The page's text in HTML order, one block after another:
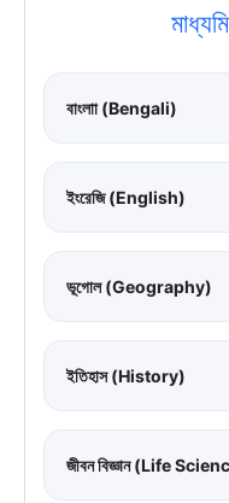
বাংলাা (Bengali)
ইংরেজি (English)
ভূগোল (Geography)
ইতিহাস (History)
জীবন বিজ্ঞান (Life